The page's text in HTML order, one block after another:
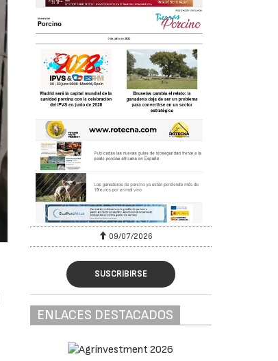
09/07/2026
SUSCRIBIRSE
ENLACES DESTACADOS